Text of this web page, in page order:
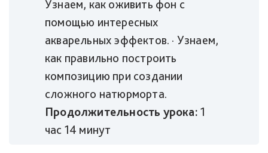
Узнаем, как оживить фон с
помощью интересных
акварельных эффектов. · Узнаем,
как правильно построить
композицию при создании
сложного натюрморта.
Продолжительность урока: 1
час 14 минут